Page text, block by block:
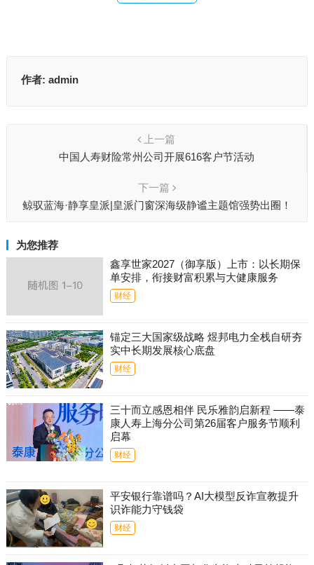
作者: admin
上一篇
中国人寿财险常州公司开展616客户节活动
下一篇
鲸驭蓝海·静享皇派|皇派门窗深海级静谧主题馆强势出圈！
为您推荐
鑫享世家2027（御享版）上市：以长期保
单安排，衔接财富积累与大健康服务
财经
锚定三大国家级战略 煜邦电力全栈自研夯
实中长期发展核心底盘
财经
三十而立感恩相伴 民乐雅韵启新程 ——泰
康人寿上海分公司第26届客户服务节顺利
启幕
财经
平安银行靠谱吗？AI大模型反诈宣教提升
识诈能力守钱袋
财经